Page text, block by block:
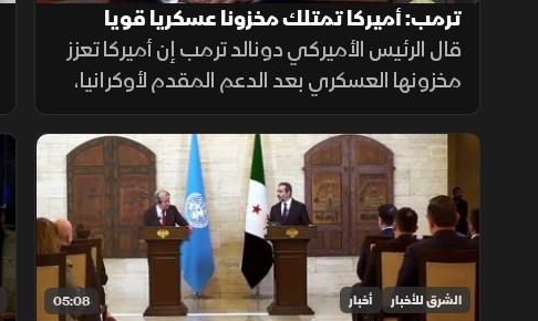
ترمب: أميركا تمتلك مخزونا عسكريا قويا
وتواصل تعزيز قدراتها
قال الرئيس الأميركي دونالد ترمب إن أميركا تعزز
مخزونها العسكري بعد الدعم المقدم لأوكرانيا،
مؤكدا أن شركات الدفاع توسع إنتاجها، وأن
واشنطن تواصل جهودها لإنهاء الحرب رغم
تعقيدات المشهد.
05:08 الشرق للأخبار أخبار